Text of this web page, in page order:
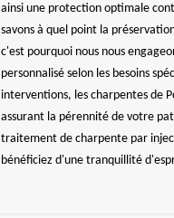
ainsi une protection optimale
savons à quel point la
c'est pourquoi nous nous
personnalisé selon les besoins
interventions, les charpentes de
assurant la pérennité de votre
traitement de charpente par
bénéficiez d'une tranquillité